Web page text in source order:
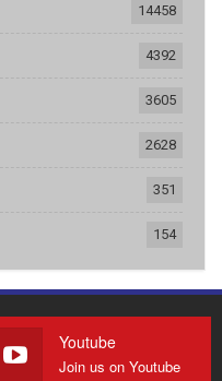
14458
4392
3605
2628
351
154
Youtube
Join us on Youtube